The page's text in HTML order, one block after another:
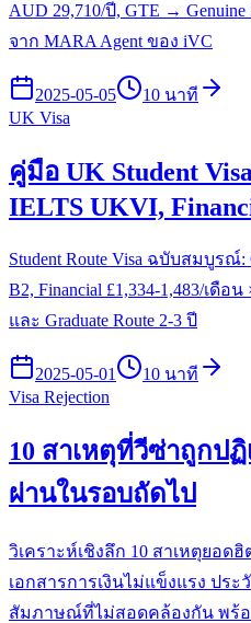
AUD 29,710/ปี, GTE → Genuine
จาก MARA Agent ของ iVC
2025-05-05
10 นาที
UK Visa
คู่มือ UK Student
IELTS UKVI,
Student Route Visa ฉบับสมบูรณ์:
B2, Financial £1,334-1,483/เดือน
และ Graduate Route 2-3 ปี
2025-05-01
10 นาที
Visa Rejection
10 สาเหตุที่วีซ่าถูกป
ผ่านในรอบถัดไป
วิเคราะห์เชิงลึก 10 สาเหตุยอด
เอกสารการเงินไม่แข็งแรง ปร
สัมภาษณ์ที่ไม่สอดคล้องกัน พร้อ